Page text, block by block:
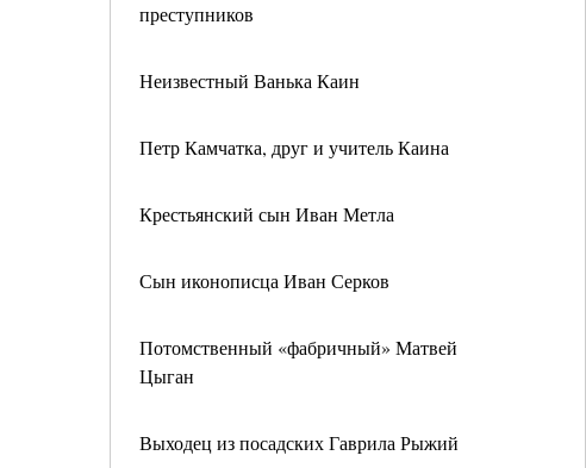
преступников
Неизвестный Ванька Каин
Петр Камчатка, друг и учитель Каина
Крестьянский сын Иван Метла
Сын иконописца Иван Серков
Потомственный «фабричный» Матвей
Цыган
Выходец из посадских Гаврила Рыжий